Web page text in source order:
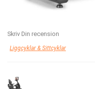
Skriv Din recension
Liggcyklar & Sittcyklar